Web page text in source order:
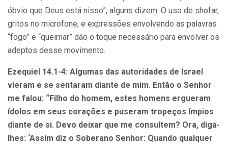
óbvio que Deus está nisso”, alguns dizem. O uso de shofar,
gritos no microfone, e expressões envolvendo as palavras
“fogo” e “queimar” dão o toque necessário para envolver os
adeptos desse movimento.
Ezequiel 14.1-4: Algumas das autoridades de Israel
vieram e se sentaram diante de mim. Então o Senhor
me falou: “Filho do homem, estes homens ergueram
ídolos em seus corações e puseram tropeços ímpios
diante de si. Devo deixar que me consultem? Ora, diga-
lhes: ‘Assim diz o Soberano Senhor: Quando qualquer